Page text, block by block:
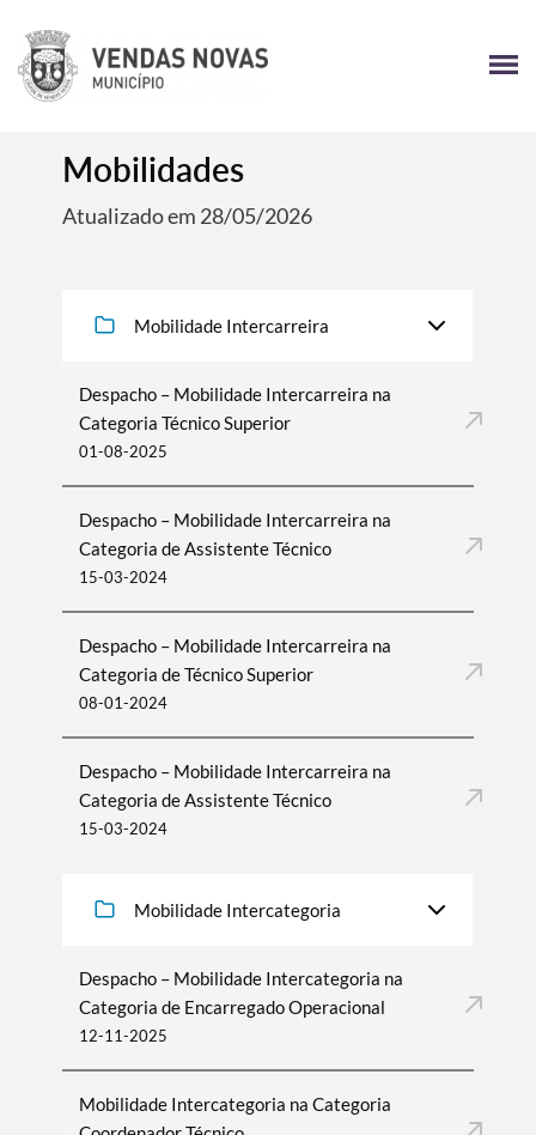
Mobilidades
Atualizado em 28/05/2026
Mobilidade Intercarreira
Despacho – Mobilidade Intercarreira na
Categoria Técnico Superior
01-08-2025
Despacho – Mobilidade Intercarreira na
Categoria de Assistente Técnico
15-03-2024
Despacho – Mobilidade Intercarreira na
Categoria de Técnico Superior
08-01-2024
Despacho – Mobilidade Intercarreira na
Categoria de Assistente Técnico
15-03-2024
Mobilidade Intercategoria
Despacho – Mobilidade Intercategoria na
Categoria de Encarregado Operacional
12-11-2025
Mobilidade Intercategoria na Categoria